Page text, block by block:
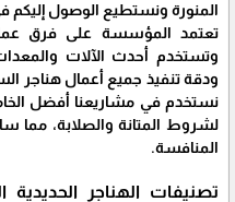
المنورة ونستطيع الوصول إليكم
تعتمد المؤسسة على فرق عمل
وتستخدم أحدث الآلات
ودقة تنفيذ جميع أعمال هناجر
نستخدم في مشاريعنا أفضل
لشروط المتانة والصلابة، مما
المنافسة.
تصنيفات الهناجر